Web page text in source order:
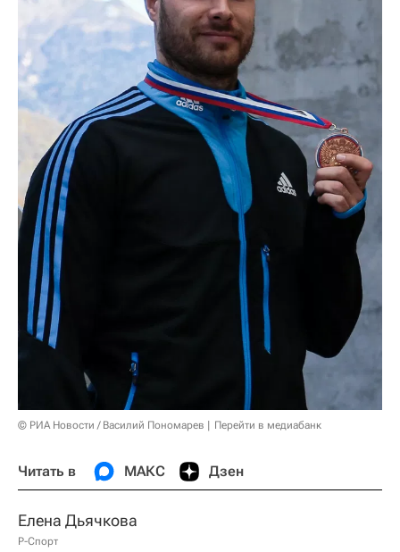
© РИА Новости / Василий Пономарев Перейти в медиабанк
Читать в МАКС Дзен
Елена Дьячкова
Р-Спорт